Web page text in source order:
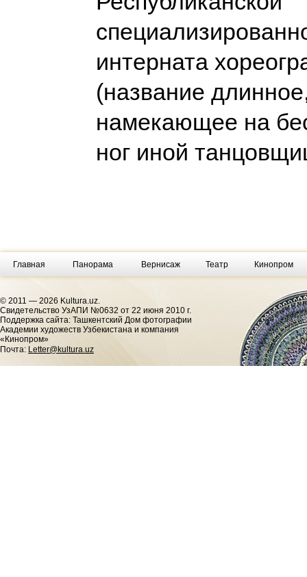
интерната
(название
намекающее на
ног иной
Главная Панорама Вернисаж Театр Кинопром
© 2011 — 2026 Kultura.uz.
Cвидетельство УзАПИ №0632 от 22 июня 2010 г.
Поддержка сайта: Ташкентский Дом фотографии
Академии художеств Узбекистана и компания
«Кинопром»
Почта: Letter@kultura.uz